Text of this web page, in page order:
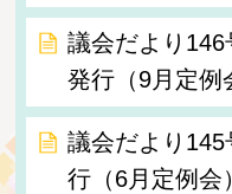
議会だより
発行（9月定例
議会だより
行（6月定例会）